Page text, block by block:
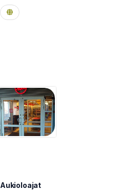
Aukioloajat